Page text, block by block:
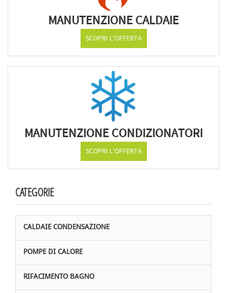
MANUTENZIONE CALDAIE
SCOPRI L'OFFERTA
MANUTENZIONE CONDIZIONATORI
SCOPRI L'OFFERTA
CATEGORIE
CALDAIE CONDENSAZIONE
POMPE DI CALORE
RIFACIMENTO BAGNO